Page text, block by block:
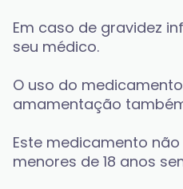
Em caso de gravidez
seu médico.
O uso do
amamentação
Este medicamento
menores de 18 anos